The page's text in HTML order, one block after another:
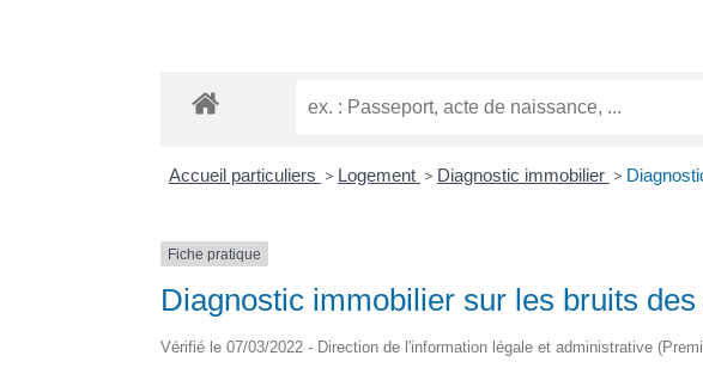
Accueil particuliers > Logement > Diagnostic immobilier >
Fiche pratique
Diagnostic immobilier sur les bruits
Vérifié le 07/03/2022 - Direction de l'information légale et administrative